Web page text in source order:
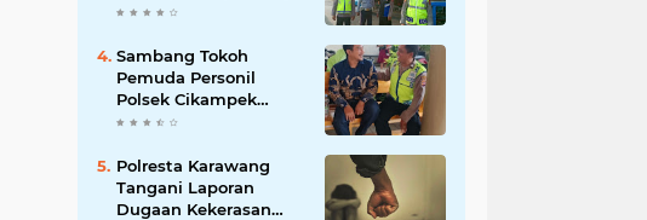
di Bawah Fly Over
Sambang Tokoh
Pemuda Personil
Polsek Cikampek
Aiptu Sarin Himbau
Polresta Karawang
Tangani Laporan
Dugaan Kekerasan